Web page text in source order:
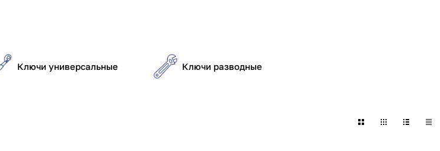
Ключи универсальные Ключи разводные